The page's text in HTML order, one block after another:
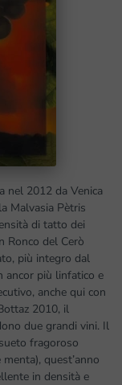
nel 2012 da Venica
Malvasia Pètris
di tatto dei
Ronco del Cerò
più integro dal
ancor più linfatico e
anche qui con
2010, il
due grandi vini. Il
fragoroso
quest’anno
in densità e